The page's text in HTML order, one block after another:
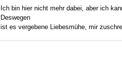
Ich bin hier nicht mehr dabei, aber ich
Deswegen
ist es vergebene Liebesmühe, mir